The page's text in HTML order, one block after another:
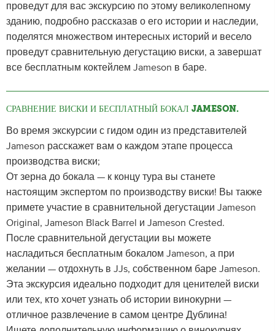
проведут для вас экскурсию по этому великолепному
зданию, подробно рассказав о его истории и наследии,
поделятся множеством интересных историй и весело
проведут сравнительную дегустацию виски, а завершат
все бесплатным коктейлем Jameson в баре.
СРАВНЕНИЕ ВИСКИ И БЕСПЛАТНЫЙ БОКАЛ JAMESON.
Во время экскурсии с гидом один из представителей
Jameson расскажет вам о каждом этапе процесса
производства виски;
От зерна до бокала — к концу тура вы станете
настоящим экспертом по производству виски! Вы также
примете участие в сравнительной дегустации Jameson
Original, Jameson Black Barrel и Jameson Crested.
После сравнительной дегустации вы можете
насладиться бесплатным бокалом Jameson, а при
желании — отдохнуть в JJs, собственном баре Jameson.
Эта экскурсия идеально подходит для ценителей виски
или тех, кто хочет узнать об истории винокурни —
отличное развлечение в самом центре Дублина!